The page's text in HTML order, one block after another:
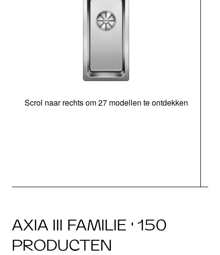
Scrol naar rechts om 27 modellen te ontdekken
AXIA III FAMILIE · 150
PRODUCTEN